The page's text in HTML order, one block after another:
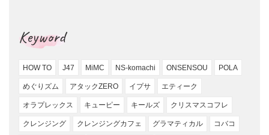
Keyword
HOW TO J47 MiMC NS-komachi ONSENSOU POLA
めぐりズム アタックZERO イプサ エティーク
オラプレックス キューピー キールズ クリスマスコフレ
クレンジング クレンジングカフェ グラマティカル コバコ